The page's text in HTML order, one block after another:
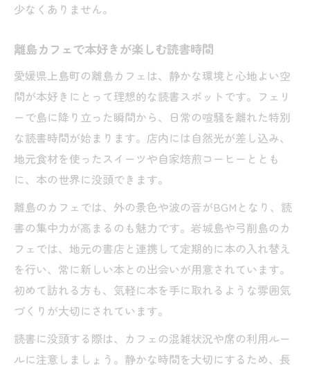
少なくありません。
離島カフェで本好きが楽しむ読書時間
愛媛県上島町の離島カフェは、静かな環境と心地よい空
間が本好きにとって理想的な読書スポットです。フェリ
ーで島に降り立った瞬間から、日常の喧騒を離れた特別
な読書時間が始まります。店内には自然光が差し込み、
地元食材を使ったスイーツや自家焙煎コーヒーととも
に、本の世界に没頭できます。
離島のカフェでは、外の景色や波の音がBGMとなり、読
書の集中力が高まるのも魅力です。岩城島や弓削島のカ
フェでは、地元の書店と連携して定期的に本の入れ替え
を行い、常に新しい本との出会いが用意されています。
初めて訪れる方も、気軽に本を手に取れるような雰囲気
づくりが大切にされています。
読書に没頭する際は、カフェの混雑状況や席の利用ルー
ルに注意しましょう。静かな時間を大切にするため、長